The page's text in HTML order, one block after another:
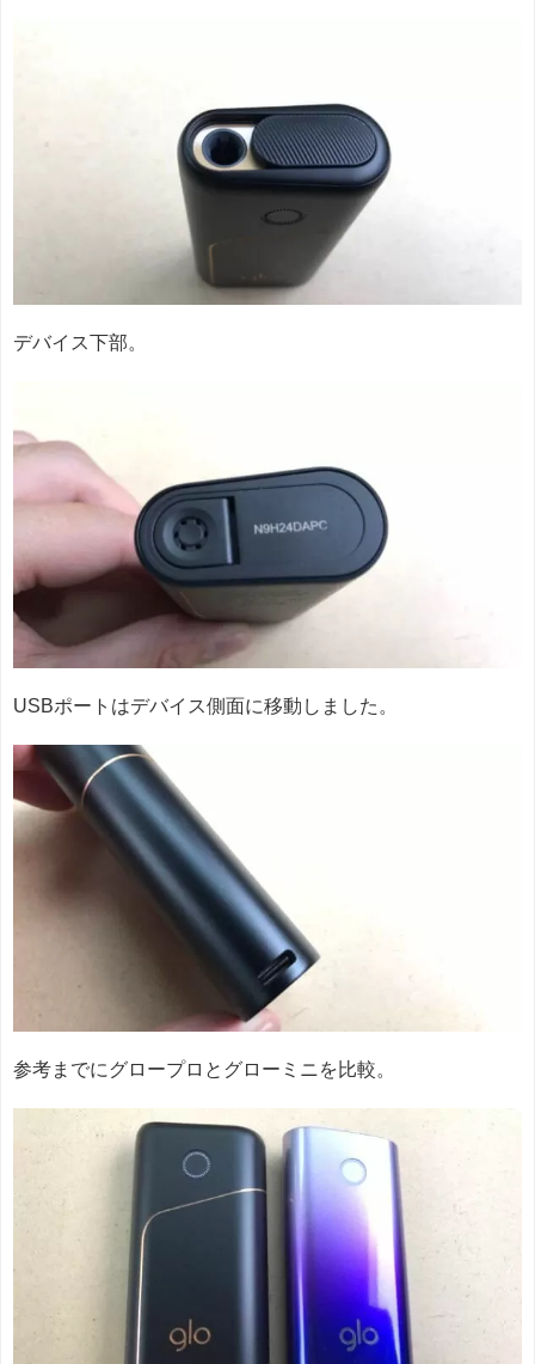
デバイス下部。
USBポートはデバイス側面に移動しました。
参考までにグロープロとグローミニを比較。